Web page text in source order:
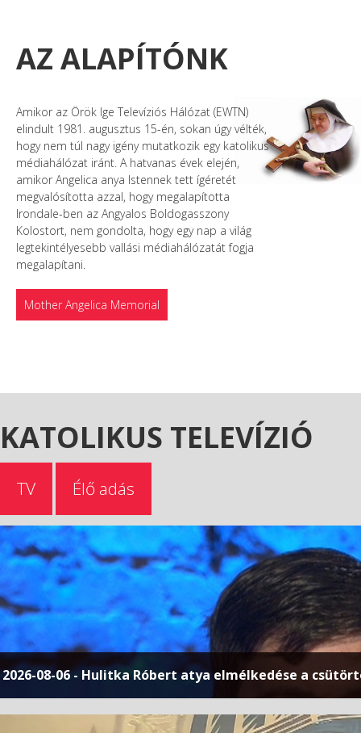
AZ ALAPÍTÓNK
Amikor az Örök Ige Televíziós Hálózat (EWTN)
elindult 1981. augusztus 15-én, sokan úgy vélték,
hogy nem túl nagy igény mutatkozik egy katolikus
médiahálózat iránt. A hatvanas évek elején,
amikor Angelica anya Istennek tett ígéretét
megvalósította azzal, hogy megalapította
Irondale-ben az Angyalos Boldogasszony
Kolostort, nem gondolta, hogy egy nap a világ
legtekintélyesebb vallási médiahálózatát fogja
megalapítani.
Mother Angelica Memorial
KATOLIKUS TELEVÍZIÓ
TV Élő adás
2026-08-06 - Hulitka Róbert atya elmélkedése a